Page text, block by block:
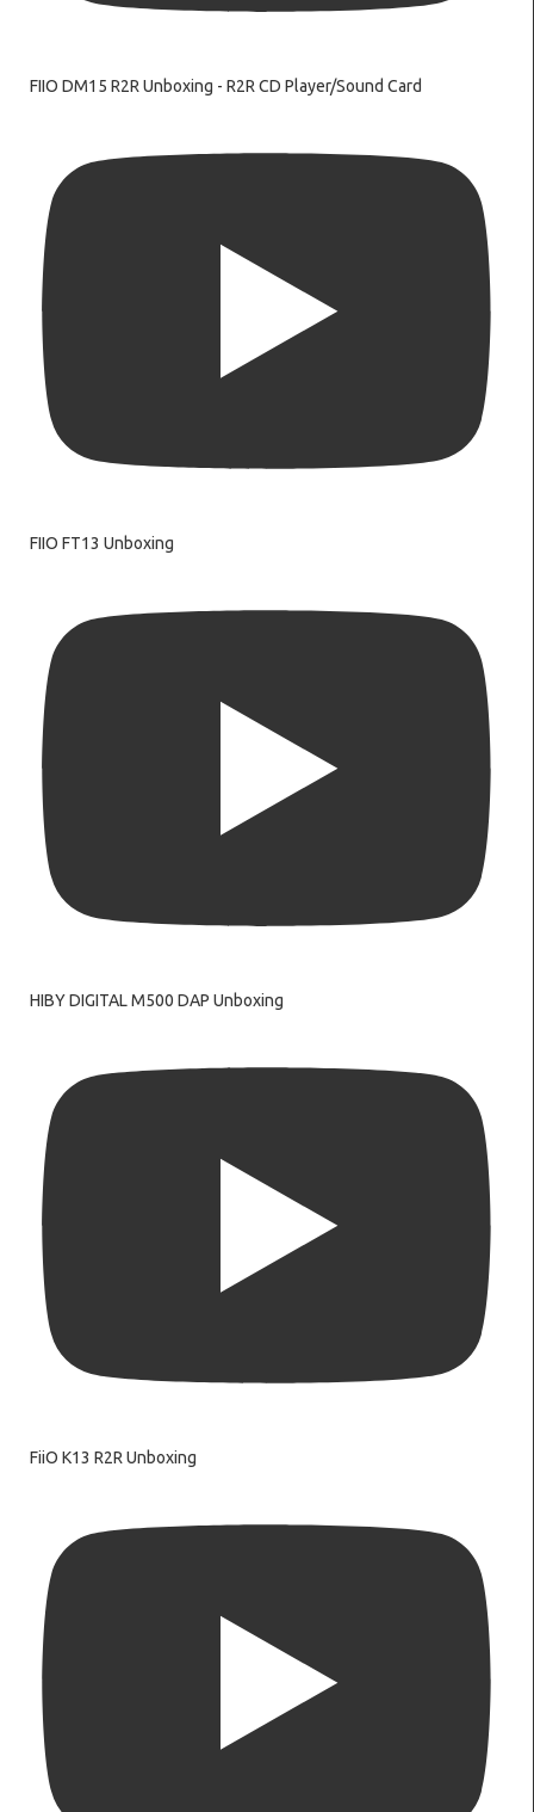
FIIO DM15 R2R Unboxing - R2R CD Player/Sound Card
FIIO FT13 Unboxing
HIBY DIGITAL M500 DAP Unboxing
FiiO K13 R2R Unboxing